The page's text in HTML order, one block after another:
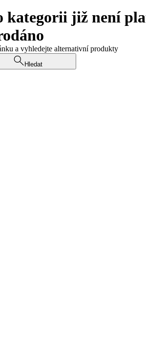
kategorii již není
a vyhledejte alternativní produkty
Hledat